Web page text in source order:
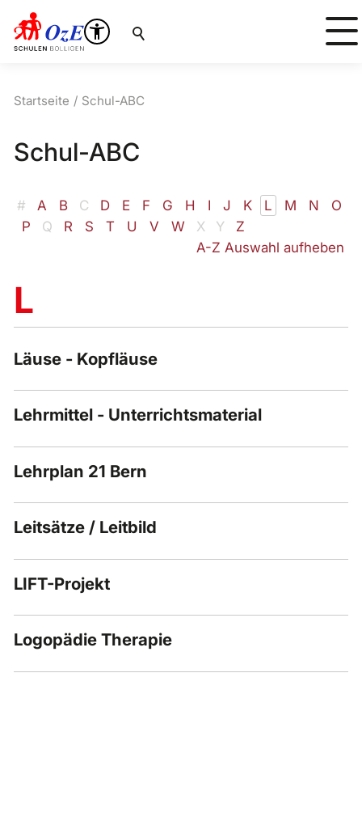
Suche
Startseite Schul-ABC
Schul-ABC
# A B C D E F G H I J K L M N
O
P
Q R S T U V W X Y
Z
A-Z Auswahl aufheben
Läuse - Kopfläuse
Lehrmittel - Unterrichtsmaterial
Lehrplan 21 Bern
Leitsätze / Leitbild
LIFT-Projekt
Logopädie Therapie